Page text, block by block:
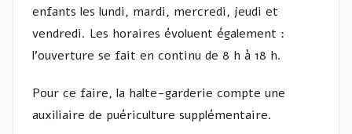
S
Y
L
Z
Y
enfants les lundi, mardi, mercredi, jeudi et
vendredi. Les horaires évoluent également :
l’ouverture se fait en continu de 8 h à 18 h.
Pour ce faire, la halte-garderie compte une
auxiliaire de puériculture supplémentaire.